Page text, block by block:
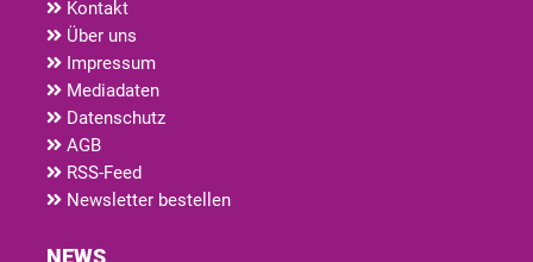
Kontakt
Über uns
Impressum
Mediadaten
Datenschutz
AGB
RSS-Feed
Newsletter bestellen
NEWS